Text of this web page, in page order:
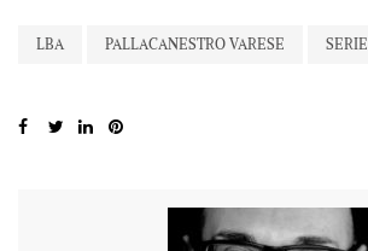
LBA PALLACANESTRO VARESE